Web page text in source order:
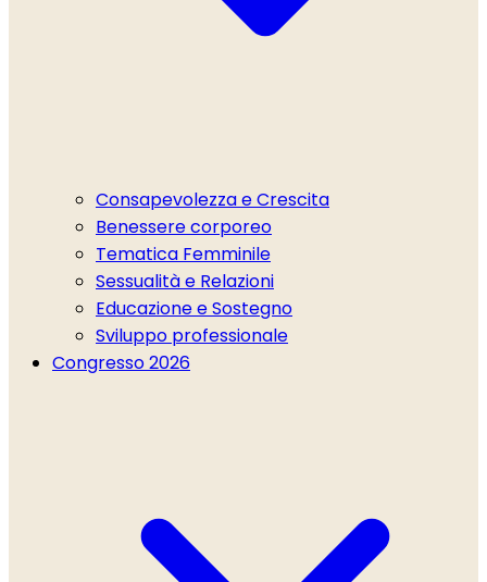
Consapevolezza e Crescita
Benessere corporeo
Tematica Femminile
Sessualità e Relazioni
Educazione e Sostegno
Sviluppo professionale
Congresso 2026